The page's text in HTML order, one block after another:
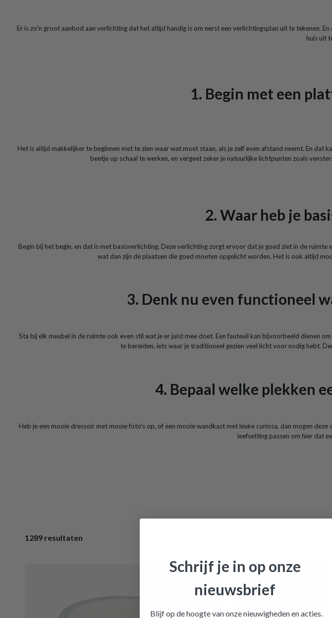
Er is zo'n groot aanbod aan verlichting dat het altijd handig is om eerst een verlichtingsplan uit te tekenen.
huis uit
1. Begin met een
Het is altijd makkelijker te beginnen met te zien waar wat moet staan, als je zelf even afstand neemt. En
beetje op schaal te werken, en vergeet zeker je natuurlijke lichtpunten zoals
2. Waar heb je
Begin bij het begin, en dat is met basisverlichting. Deze verlichting zorgt ervoor dat je goed ziet in de
wat dan zijn de plaatsen die goed moeten opgelicht worden. Het is ook altijd
3. Denk nu even functioneel
Sta bij elk meubel in de ruimte ook even stil wat je er juist mee doet. Een fauteuil kan bijvoorbeeld dienen
te bereiden, iets waar je traditioneel gezien veel licht voor nodig hebt.
4. Bepaal welke plekken
Heb je een mooie dressoir met mooie foto's op, of een mooie wandkast met leuke curiosa, dan mogen
leefsetting passen om hier dat
1289 resultaten
Schrijf je in op onze
nieuwsbrief
Blijf op de hoogte van onze nieuwigheden enacties.